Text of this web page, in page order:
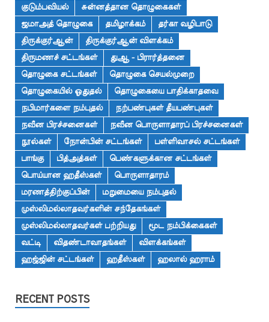
குடும்பவியல்
சுன்னத்தான தொழுகைகள்
ஜமாஅத் தொழுகை
தமிழாக்கம்
தர்கா வழிபாடு
திருக்குர்ஆன்
திருக்குர்ஆன் விளக்கம்
திருமணச் சட்டங்கள்
துஆ - பிரார்த்தனை
தொழுகை சட்டங்கள்
தொழுகை செயல்முறை
தொழுகையில் ஓதுதல்
தொழுகையை பாதிக்காதவை
நபிமார்களை நம்புதல்
நற்பண்புகள் தீயபண்புகள்
நவீன பிரச்சனைகள்
நவீன பொருளாதாரப் பிரச்சனைகள்
நூல்கள்
நோன்பின் சட்டங்கள்
பள்ளிவாசல் சட்டங்கள்
பாங்கு
பித்அத்கள்
பெண்களுக்கான சட்டங்கள்
பொய்யான ஹதீஸ்கள்
பொருளாதாரம்
மரணத்திற்குப்பின்
மறுமையை நம்புதல்
முஸ்லிமல்லாதவர்களின் சந்தேகங்கள்
முஸ்லிமல்லாதவர்கள் பற்றியது
மூட நம்பிக்கைகள்
வட்டி
விதண்டாவாதங்கள்
விளக்கங்கள்
ஹஜ்ஜின் சட்டங்கள்
ஹதீஸ்கள் ஹலால் ஹராம்
RECENT POSTS